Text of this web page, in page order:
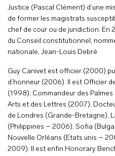
Justice (Pascal Clément) d’une
de former les magistrats
chef de cour ou de juridiction. En
du Conseil constitutionnel,
nationale, Jean-Louis Debré
Guy Canivet est officier (2000)
d’honneur (2006). Il est Officier
(1998), Commandeur des
Arts et des Lettres (2007),
de Londres (Grande-Bretagne),
(Philippines – 2006), Sofia
Nouvelle Orléans (Etats unis –
2009). Il est enfin Honorary